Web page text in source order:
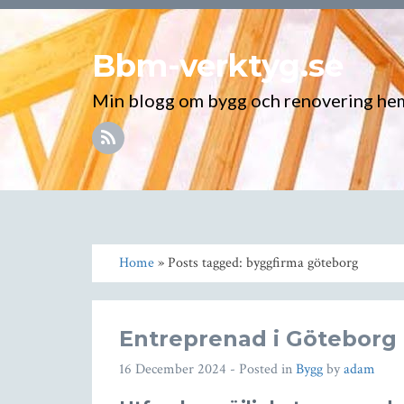
Bbm-verktyg.se
Min blogg om bygg och renovering
Home» Posts tagged: byggfirma göteborg
Entreprenad i Göteborg
16 December 2024 - Posted inByggbyadam